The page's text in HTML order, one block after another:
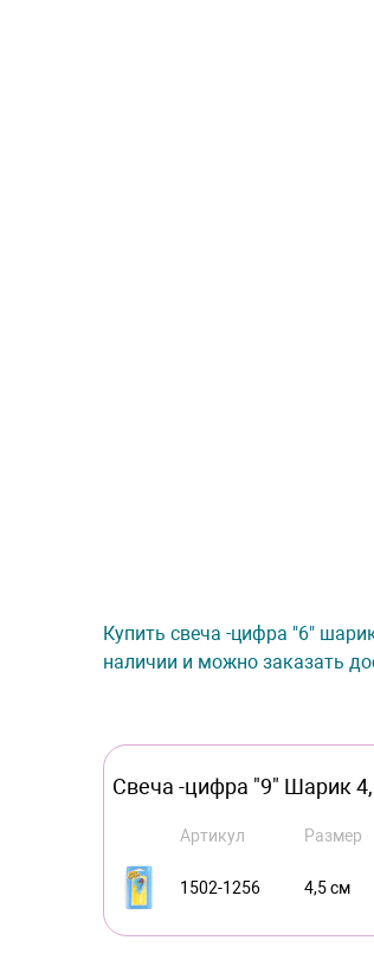
Купить свеча -цифра "6"
наличии и можно заказать
Свеча -цифра "9" Шарик
Артикул Размер
1502-1256 4,5 см